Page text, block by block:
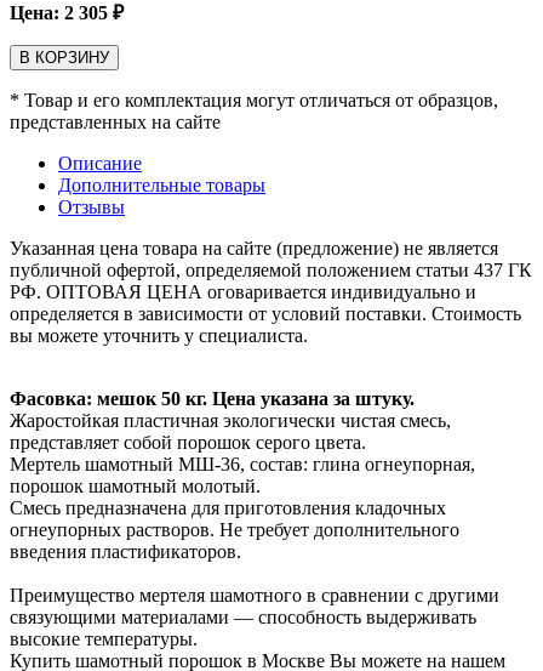
Цена: 2 305 ₽
В КОРЗИНУ
* Товар и его комплектация могут отличаться от образцов,
представленных на сайте
Описание
Дополнительные товары
Отзывы
Указанная цена товара на сайте (предложение) не является
публичной офертой, определяемой положением статьи 437 ГК
РФ. ОПТОВАЯ ЦЕНА оговаривается индивидуально и
определяется в зависимости от условий поставки. Стоимость
вы можете уточнить у специалиста.
Фасовка: мешок 50 кг. Цена указана за штуку.
Жаростойкая пластичная экологически чистая смесь,
представляет собой порошок серого цвета.
Мертель шамотный МШ-36, состав: глина огнеупорная,
порошок шамотный молотый.
Смесь предназначена для приготовления кладочных
огнеупорных растворов. Не требует дополнительного
введения пластификаторов.
Преимущество мертеля шамотного в сравнении с другими
связующими материалами — способность выдерживать
высокие температуры.
Купить шамотный порошок в Москве Вы можете на нашем